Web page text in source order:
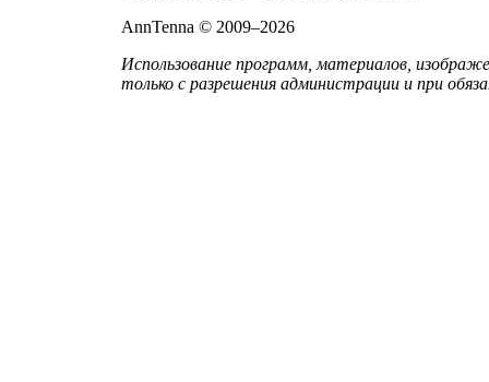
AnnTenna © 2009–2026
Использование программ, материалов,
только с разрешения администрации и при